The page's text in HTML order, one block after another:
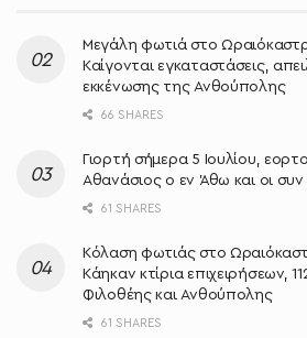
Μεγάλη φωτιά στο
Καίγονται εγκαταστάσεις,
εκκένωσης της Ανθούπολης
66 SHARES
Γιορτή σήμερα 5 Ιουλίου,
Αθανάσιος ο εν Άθω και οι
61 SHARES
Κόλαση φωτιάς στο
Κάηκαν κτίρια επιχειρήσεων,
Φιλοθέης και Ανθούπολης
61 SHARES